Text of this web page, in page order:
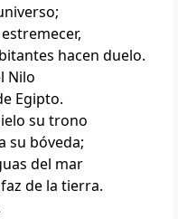
hacen duelo.
Nilo
Egipto.
su trono
su bóveda;
del mar
de la tierra.